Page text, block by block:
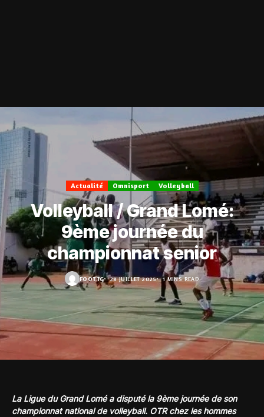
Actualité Omnisport Volleyball
Volleyball / Grand Lomé:
9ème journée du
championnat senior
FOOT.TG 28 JUILLET 2025 1 MINS READ
La Ligue du Grand Lomé a disputé la 9ème journée de son
championnat national de volleyball. OTR chez les hommes